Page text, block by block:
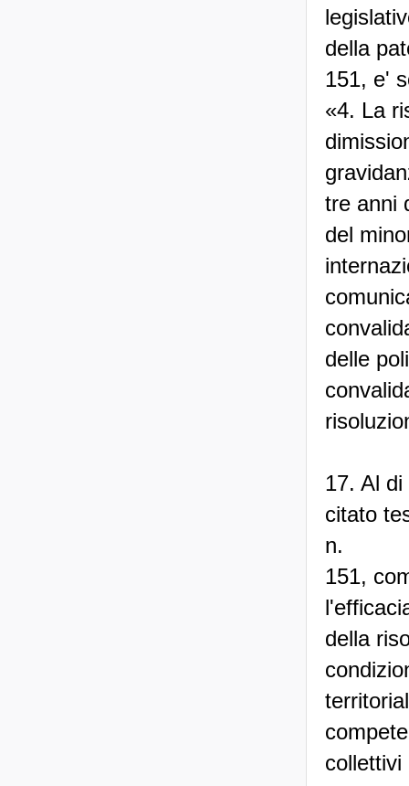
della
151, e'
«4. La
tre anni
del
delle
17. Al
citato
n.
151,
della
collettivi